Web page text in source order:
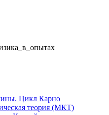
Цикл Карно
теория (МКТ)